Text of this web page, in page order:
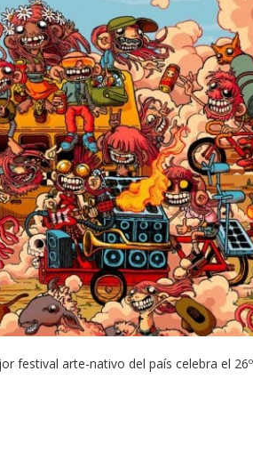
festival arte-nativo del país celebra el